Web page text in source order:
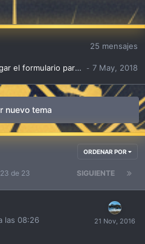
25 mensajes
No se puede descargar el formulario para hacerse socio
nuevo tema
ORDENAR POR
SIGUIENTE
de 23
las 08:26